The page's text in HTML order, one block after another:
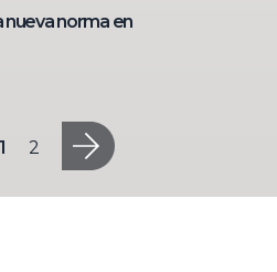
nueva norma en
1 2